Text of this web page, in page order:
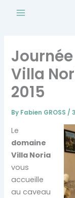
Villa
2015
By Fabien GROSS /
Le
domaine
Villa Noria
vous
accueille
au caveau